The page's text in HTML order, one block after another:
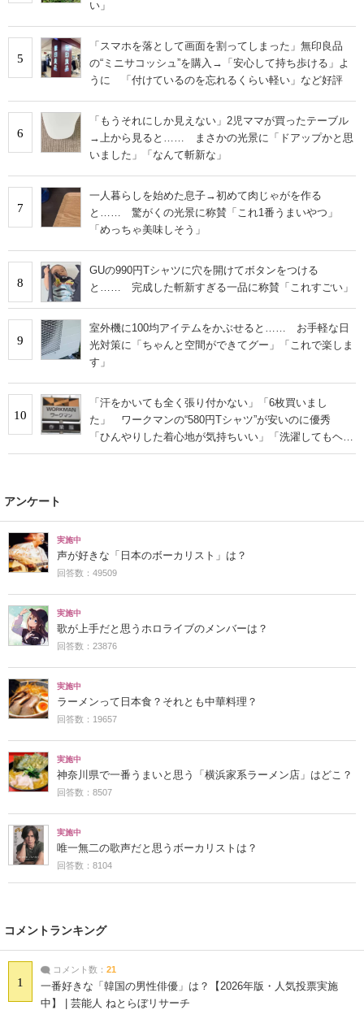
い」
5
「スマホを落として画面を割ってしまった」無印良品
の“ミニサコッシュ”を購入→「安心して持ち歩ける」よ
うに 「付けているのを忘れるくらい軽い」など好評
6
「もうそれにしか見えない」2児ママが買ったテーブル
→上から見ると…… まさかの光景に「ドアップかと思
いました」「なんて斬新な」
7
一人暮らしを始めた息子→初めて肉じゃがを作る
と…… 驚がくの光景に称賛「これ1番うまいやつ」
「めっちゃ美味しそう」
8
GUの990円Tシャツに穴を開けてボタンをつける
と…… 完成した斬新すぎる一品に称賛「これすごい」
9
室外機に100均アイテムをかぶせると…… お手軽な日
光対策に「ちゃんと空間ができてグー」「これで楽しま
す」
10
「汗をかいても全く張り付かない」「6枚買いまし
た」 ワークマンの“580円Tシャツ”が安いのに優秀
「ひんやりした着心地が気持ちいい」「洗濯してもヘタ
らない」
アンケート
実施中
声が好きな「日本のボーカリスト」は？
回答数：49509
実施中
歌が上手だと思うホロライブのメンバーは？
回答数：23876
実施中
ラーメンって日本食？それとも中華料理？
回答数：19657
実施中
神奈川県で一番うまいと思う「横浜家系ラーメン店」はどこ？
回答数：8507
実施中
唯一無二の歌声だと思うボーカリストは？
回答数：8104
コメントランキング
1
コメント数： 21
一番好きな「韓国の男性俳優」は？【2026年版・人気投票実施
中】 | 芸能人 ねとらぼリサーチ